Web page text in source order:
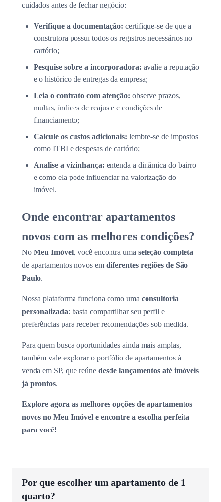
cuidados antes de fechar negócio:
Verifique a documentação: certifique-se de que a
construtora possui todos os registros necessários no
cartório;
Pesquise sobre a incorporadora: avalie a reputação
e o histórico de entregas da empresa;
Leia o contrato com atenção: observe prazos,
multas, índices de reajuste e condições de
financiamento;
Calcule os custos adicionais: lembre-se de impostos
como ITBI e despesas de cartório;
Analise a vizinhança: entenda a dinâmica do bairro
e como ela pode influenciar na valorização do
imóvel.
Onde encontrar apartamentos
novos com as melhores condições?
No Meu Imóvel, você encontra uma seleção completa
de apartamentos novos em diferentes regiões de São
Paulo.
Nossa plataforma funciona como uma consultoria
personalizada: basta compartilhar seu perfil e
preferências para receber recomendações sob medida.
Para quem busca oportunidades ainda mais amplas,
também vale explorar o portfólio de apartamentos à
venda em SP, que reúne desde lançamentos até imóveis
já prontos.
Explore agora as melhores opções de apartamentos
novos no Meu Imóvel e encontre a escolha perfeita
para você!
Por que escolher um apartamento de 1
quarto?